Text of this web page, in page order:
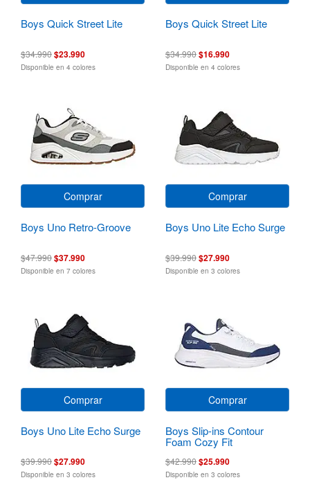
Boys Quick Street Lite
$34.990$23.990
Disponible en 4 colores
Boys Quick Street Lite
$34.990$16.990
Disponible en 4 colores
Comprar
Boys Uno Retro-Groove
$47.990$37.990
Disponible en 7 colores
Comprar
Boys Uno Lite Echo Surge
$39.990$27.990
Disponible en 3 colores
Comprar
Boys Uno Lite Echo Surge
$39.990$27.990
Disponible en 3 colores
Comprar
Boys Slip-ins Contour
Foam Cozy Fit
$42.990$25.990
Disponible en 3 colores